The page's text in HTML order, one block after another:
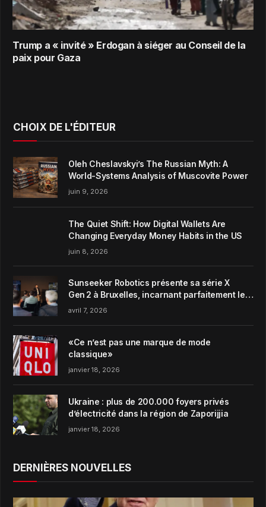
Trump a « invité » Erdogan à siéger au Conseil de la
paix pour Gaza
CHOIX DE L'ÉDITEUR
Oleh Cheslavskyi’s The Russian Myth: A
World-Systems Analysis of Muscovite Power
juin 9, 2026
The Quiet Shift: How Digital Wallets Are
Changing Everyday Money Habits in the US
juin 8, 2026
Sunseeker Robotics présente sa série X
Gen 2 à Bruxelles, incarnant parfaitement le
concept de Garden Harmony de la marque
avril 7, 2026
«Ce n’est pas une marque de mode
classique»
janvier 18, 2026
Ukraine : plus de 200.000 foyers privés
d’électricité dans la région de Zaporijjia
janvier 18, 2026
DERNIÈRES NOUVELLES